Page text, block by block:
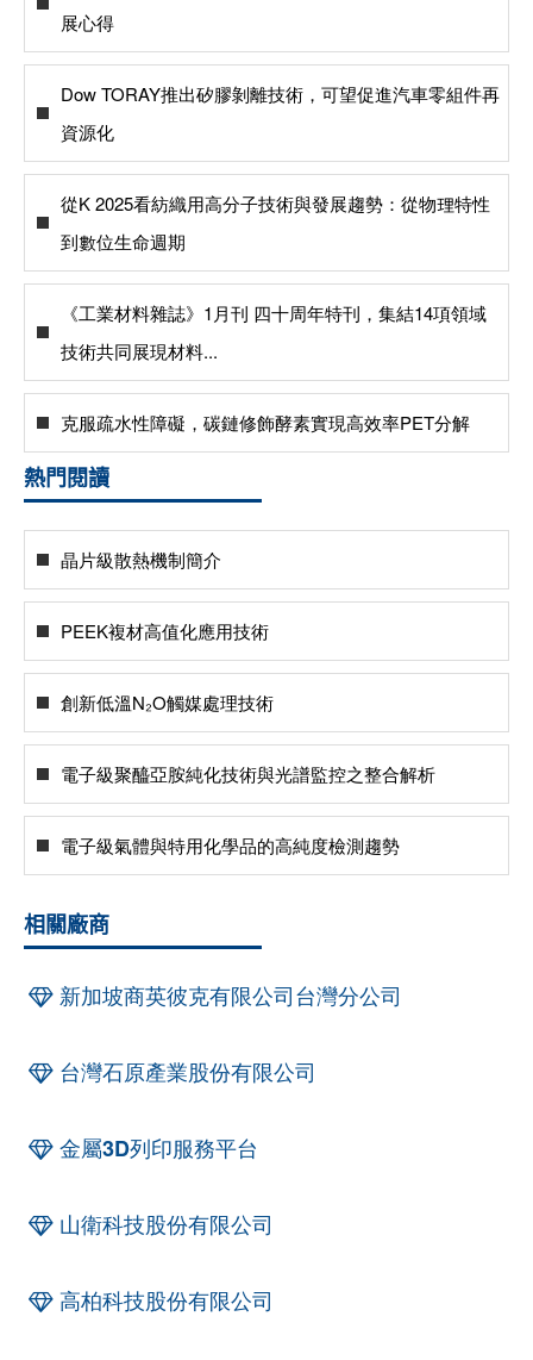
展心得
Dow TORAY推出矽膠剝離技術，可望促進汽車零組件再
資源化
從K 2025看紡織用高分子技術與發展趨勢：從物理特性
到數位生命週期
《工業材料雜誌》1月刊 四十周年特刊，集結14項領域
技術共同展現材料...
克服疏水性障礙，碳鏈修飾酵素實現高效率PET分解
熱門閱讀
晶片級散熱機制簡介
PEEK複材高值化應用技術
創新低溫N₂O觸媒處理技術
電子級聚醯亞胺純化技術與光譜監控之整合解析
電子級氣體與特用化學品的高純度檢測趨勢
相關廠商
新加坡商英彼克有限公司台灣分公司
台灣石原產業股份有限公司
金屬3D列印服務平台
山衛科技股份有限公司
高柏科技股份有限公司